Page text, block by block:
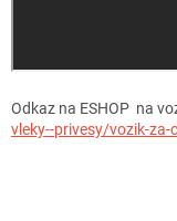
Odkaz na ESHOP na
vleky--privesy/vozik-